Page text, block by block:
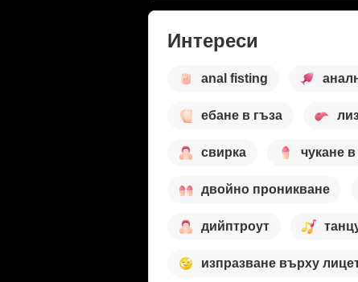
Интереси
anal fisting
ебане в гъза
свирка чукане
двойно проникване
дийптроут
изпразване върху